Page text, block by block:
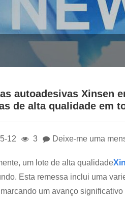
autoadesivas Xinsen
de alta qualidade em
12 3 Deixe-me uma
um lote de alta qualidade
Esta remessa inclui uma
um avanço